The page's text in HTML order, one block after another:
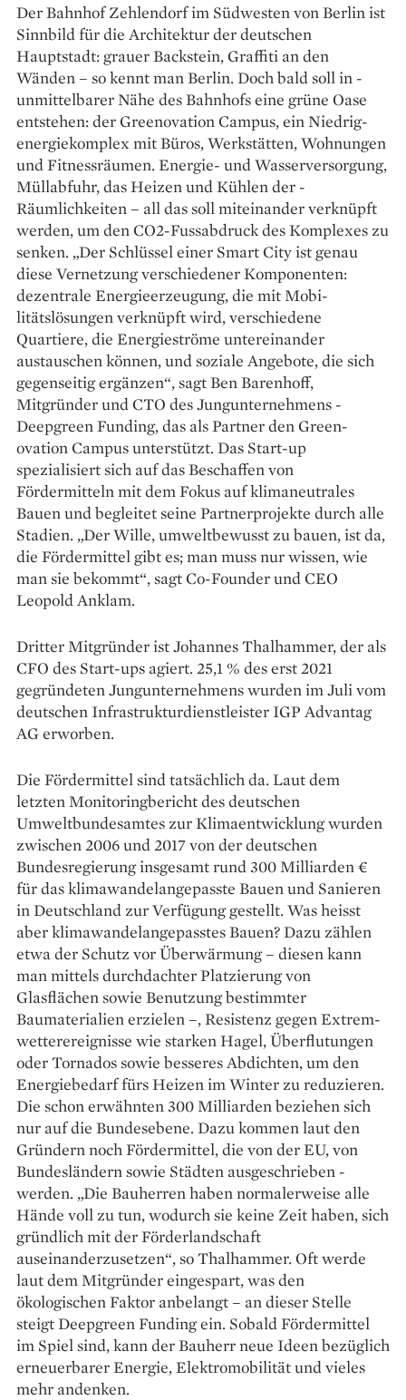
Der Bahnhof Zehlendorf im ­Südwesten von Berlin ist
Sinnbild für die Architektur der deutschen
Hauptstadt: grauer Backstein, ­Graffiti an den
Wänden – so kennt man Berlin. Doch bald soll in ­
unmittelbarer Nähe des Bahnhofs eine grüne Oase
entstehen: der Greenovation Campus, ein Niedrig­
energiekomplex mit Büros, Werkstätten, Wohnungen
und Fitnessräumen. Energie- und Wasserversorgung,
Müllabfuhr, das Heizen und Kühlen der ­
Räumlichkeiten – all das soll miteinander verknüpft
werden, um den CO2-Fussabdruck des Komplexes zu
senken. „Der Schlüssel einer Smart City ist genau
diese Vernetzung verschie­dener Komponenten:
dezentrale Energieerzeugung, die mit Mobi­
litätslösungen verknüpft wird, verschiedene
Quartiere, die Energie­ströme untereinander
austauschen können, und soziale Angebote, die sich
gegenseitig ergänzen“, sagt Ben Barenhoff,
Mitgründer und CTO des Jungunternehmens ­
Deepgreen ­Funding, das als Partner den Green­
ovation Campus unterstützt. Das Start-up
spezialisiert sich auf das Beschaffen von
Fördermitteln mit dem Fokus auf klimaneutrales
Bauen und begleitet seine Partnerprojekte durch alle
Stadien. „Der Wille, umweltbewusst zu bauen, ist da,
die Fördermittel gibt es; man muss nur wissen, wie
man sie bekommt“, sagt Co-Founder und CEO
Leopold Anklam.
Dritter Mitgründer ist ­Johannes Thalhammer, der als
CFO des Start-ups agiert. 25,1 % des erst 2021
gegründeten Jungunternehmens wurden im Juli vom
deutschen ­Infrastrukturdienstleister IGP ­Advantag
AG erworben.
Die Fördermittel sind tatsächlich da. Laut dem
letzten ­Monitoringbericht des deutschen
Umweltbundesamtes zur Klima­entwicklung wurden
zwischen 2006 und 2017 von der deutschen
Bundesregierung insgesamt rund 300 Milliarden €
für das klima­wandelangepasste Bauen und Sanieren
in Deutschland zur Verfügung gestellt. Was heisst
aber klimawandelangepasstes ­Bauen? Dazu zählen
etwa der Schutz vor Überwärmung – diesen kann
man mittels durchdachter Platzierung von
Glasflächen sowie Benutzung bestimmter
Baumaterialien erzielen –, Resistenz gegen Extrem­
wetterereignisse wie starken Hagel, Überflutungen
oder Tornados sowie besseres Abdichten, um den
Energiebedarf fürs Heizen im Winter zu reduzieren.
Die schon erwähnten 300 Milliarden ­beziehen sich
nur auf die Bundesebene. Dazu kommen laut den
Gründern noch Fördermittel, die von der EU, von
Bundesländern sowie Städten ausgeschrieben ­
werden. „Die Bau­herren haben normaler­weise alle
Hände voll zu tun, wodurch sie keine Zeit haben, sich
gründlich mit der Förderlandschaft
auseinanderzusetzen“, so ­Thalhammer. Oft werde
laut dem Mitgründer eingespart, was den
ökologischen Faktor anbelangt – an dieser Stelle
steigt Deepgreen Funding ein. ­Sobald Fördermittel
im Spiel sind, kann der Bauherr neue Ideen bezüglich
erneuerbarer Energie, Elektro­mobilität und vieles
mehr an­denken.